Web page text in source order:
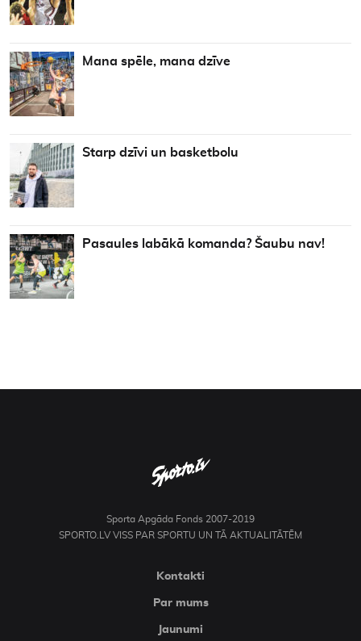
Mana spēle, mana dzīve
Starp dzīvi un basketbolu
Pasaules labākā komanda? Šaubu nav!
Sporta Apgāda Fonds 2007-2019
SPORTO.LV VISS PAR SPORTU UN TĀ AKTUALITĀTĒM
Kontakti
Par mums
Jaunumi